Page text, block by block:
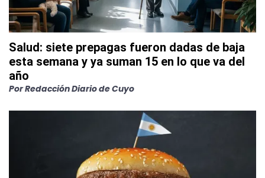
Salud: siete prepagas fueron dadas de baja
esta semana y ya suman 15 en lo que va del
año
PorRedacción Diario de Cuyo